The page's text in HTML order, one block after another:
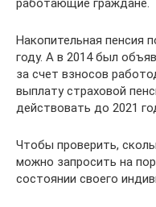
Накопительная пенсия
году. А в 2014 был
за счет взносов
выплату страховой
действовать до 2021
Чтобы проверить,
можно запросить на
состоянии своего